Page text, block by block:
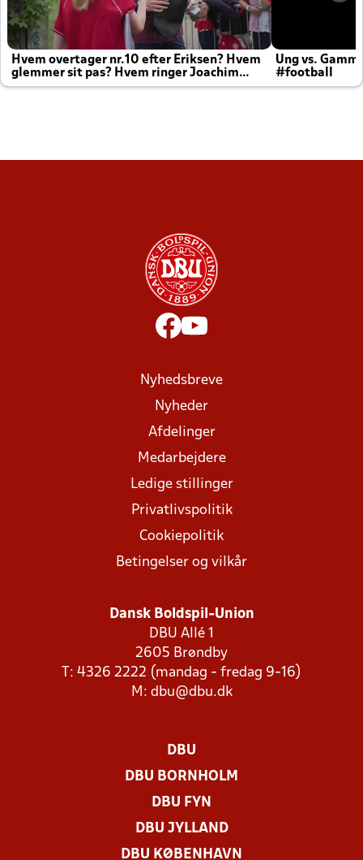
Hvem overtager nr.10 efter Eriksen? Hvem
glemmer sit pas? Hvem ringer Joachim
altid til efter kampe?
Ung vs.
#football
Nyhedsbreve
Nyheder
Afdelinger
Medarbejdere
Ledige stillinger
Privatlivspolitik
Cookiepolitik
Betingelser og vilkår
Dansk Boldspil-Union
DBU Allé 1
2605 Brøndby
T: 4326 2222 (mandag - fredag 9-16)
M: dbu@dbu.dk
DBU
DBU BORNHOLM
DBU FYN
DBU JYLLAND
DBU KØBENHAVN